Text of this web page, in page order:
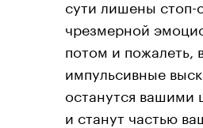
сути лишены стоп-
чрезмерной
потом и пожалеть,
импульсивные
останутся
и станут частью